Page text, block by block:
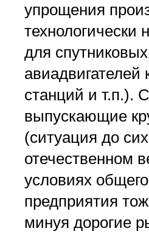
упрощения
технологически
для
авиадвигателей
станций и т.п.).
выпускающие
(ситуация до
отечественном
условиях
предприятия
минуя дорогие